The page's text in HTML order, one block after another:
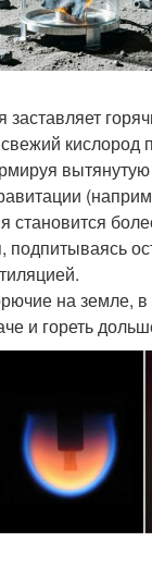
кислород
становится
подпитываясь
на земле,
и гореть